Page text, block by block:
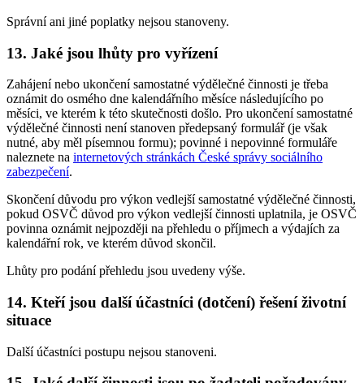
Správní ani jiné poplatky nejsou stanoveny.
13. Jaké jsou lhůty pro vyřízení
Zahájení nebo ukončení samostatné výdělečné činnosti je třeba
oznámit do osmého dne kalendářního měsíce následujícího po
měsíci, ve kterém k této skutečnosti došlo. Pro ukončení samostatné
výdělečné činnosti není stanoven předepsaný formulář (je však
nutné, aby měl písemnou formu); povinné i nepovinné formuláře
naleznete na internetových stránkách České správy sociálního
zabezpečení.
Skončení důvodu pro výkon vedlejší samostatné výdělečné činnosti,
pokud OSVČ důvod pro výkon vedlejší činnosti uplatnila, je OSVČ
povinna oznámit nejpozději na přehledu o příjmech a výdajích za
kalendářní rok, ve kterém důvod skončil.
Lhůty pro podání přehledu jsou uvedeny výše.
14. Kteří jsou další účastníci (dotčení) řešení životní
situace
Další účastníci postupu nejsou stanoveni.